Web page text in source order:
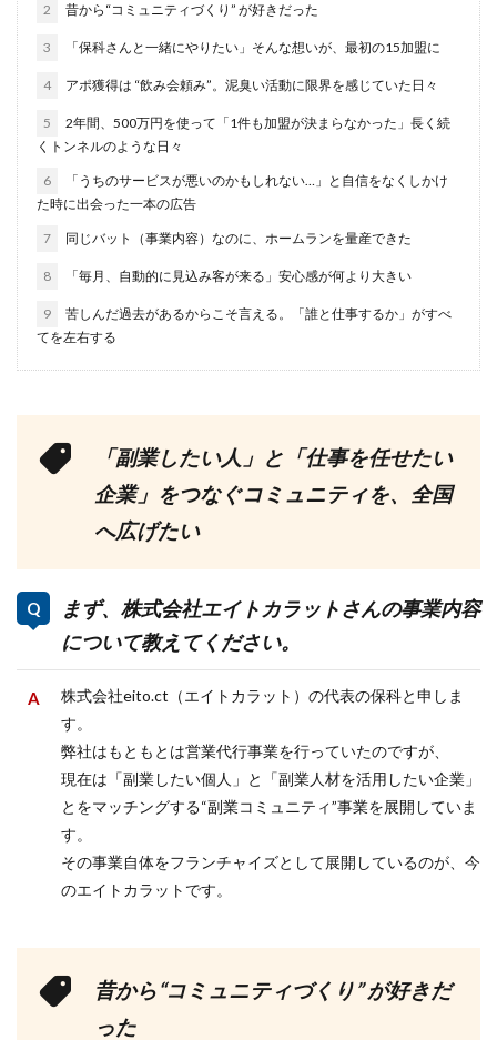
2 昔から“コミュニティづくり” が好きだった
3 「保科さんと一緒にやりたい」そんな想いが、最初の15加盟に
4 アポ獲得は “飲み会頼み”。泥臭い活動に限界を感じていた日々
5
2年間、500万円を使って「1件も加盟が決まらなかった」長く続
くトンネルのような日々
6
「うちのサービスが悪いのかもしれない…」と自信をなくしかけ
た時に出会った一本の広告
7 同じバット（事業内容）なのに、ホームランを量産できた
8 「毎月、自動的に見込み客が来る」安心感が何より大きい
9
苦しんだ過去があるからこそ言える。「誰と仕事するか」がすべ
てを左右する
「副業したい人」と「仕事を任せたい
企業」をつなぐコミュニティを、全国
へ広げたい
まず、株式会社エイトカラットさんの事業内容
について教えてください。
株式会社eito.ct（エイトカラット）の代表の保科と申しま
す。
弊社はもともとは営業代行事業を行っていたのですが、
現在は「副業したい個人」と「副業人材を活用したい企業」
とをマッチングする“副業コミュニティ”事業を展開していま
す。
その事業自体をフランチャイズとして展開しているのが、今
のエイトカラットです。
昔から“コミュニティづくり” が好きだ
った